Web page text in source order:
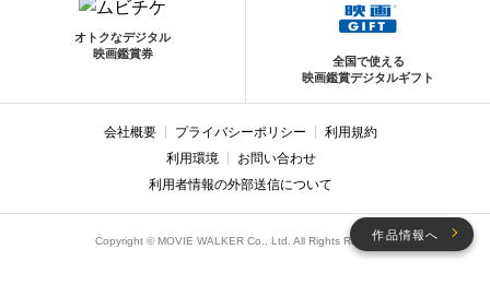
作品情報へ
オトクなデジタル
映画鑑賞券
全国で使える
映画鑑賞デジタルギフト
会社概要 プライバシーポリシー
利用規約
利用環境
お問い合わせ
利用者情報の外部送信について
Copyright © MOVIE WALKER Co., Ltd. All Rights Reserved.